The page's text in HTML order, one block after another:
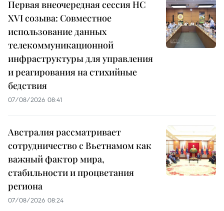
Первая внеочередная сессия НС
XVI созыва: Совместное
использование данных
телекоммуникационной
инфраструктуры для управления
и реагирования на стихийные
бедствия
07/08/2026 08:41
Австралия рассматривает
сотрудничество с Вьетнамом как
важный фактор мира,
стабильности и процветания
региона
07/08/2026 08:24